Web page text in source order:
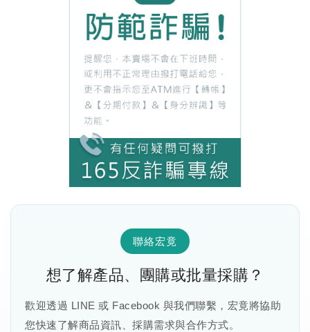
聯絡宏竟
想了解產品、團購或批量採購？
歡迎透過 LINE 或 Facebook 與我們聯繫，宏竟將協助
您快速了解商品資訊、採購需求與合作方式。